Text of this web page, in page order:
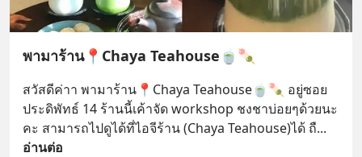
พามาร้าน📍Chaya Teahouse🍵🍡
สวัสดีค่าา พามาร้าน📍Chaya Teahouse🍵🍡 อยู่ซอย
ประดิพัทธ์ 14 ร้านนี้เค้าจัด workshop ชงชาบ่อยๆด้วยนะ
คะ สามารถไปดูได้ที่ไอจีร้าน (Chaya Teahouse)ได้ ถื
อ่านต่อ